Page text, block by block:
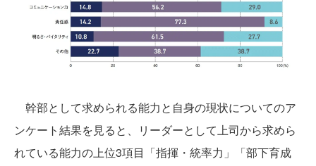
幹部として求められる能力と自身の現状についてのア
ンケート結果を見ると、リーダーとして上司から求めら
れている能力の上位3項目「指揮・統率力」「部下育成